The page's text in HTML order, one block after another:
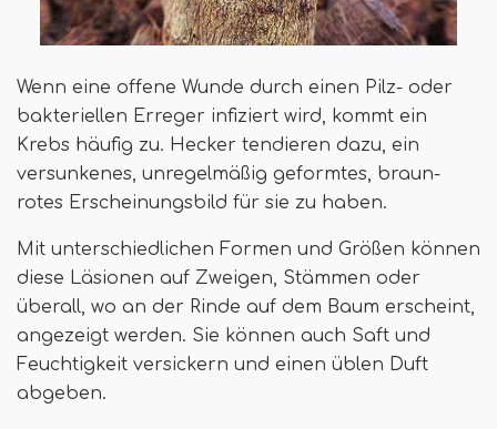
Wenn eine offene Wunde durch einen Pilz- oder
bakteriellen Erreger infiziert wird, kommt ein
Krebs häufig zu. Hecker tendieren dazu, ein
versunkenes, unregelmäßig geformtes, braun-
rotes Erscheinungsbild für sie zu haben.
Mit unterschiedlichen Formen und Größen können
diese Läsionen auf Zweigen, Stämmen oder
überall, wo an der Rinde auf dem Baum erscheint,
angezeigt werden. Sie können auch Saft und
Feuchtigkeit versickern und einen üblen Duft
abgeben.